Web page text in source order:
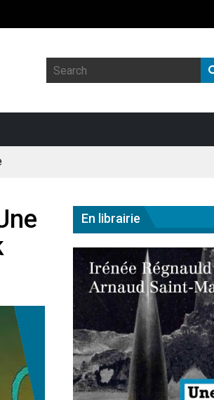
et copie le gigantisme états-
En librairie